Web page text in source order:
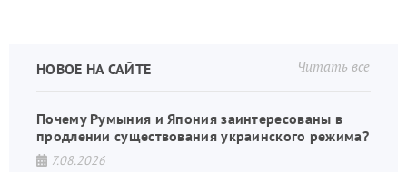
Читать все
НОВОЕ НА САЙТЕ
Почему Румыния и Япония заинтересованы в
продлении существования украинского режима?
7.08.2026